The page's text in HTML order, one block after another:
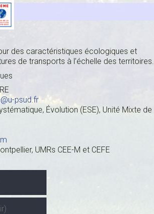
des caractéristiques écologiques et
de transports à l’échelle des territoires.
psud.fr
Évolution (ESE), Unité Mixte de
UMRs CEE-M et CEFE